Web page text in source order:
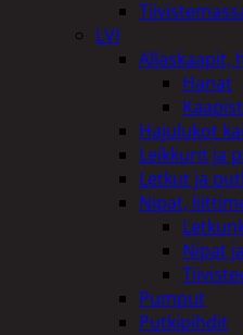
LVI
Allaskaapit,
Hanat
Hajulukot
Leikkurit ja
Letkut ja
Nipat,
Nipat
Pumput
Putkipihdit